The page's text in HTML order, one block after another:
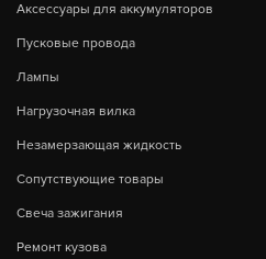
Аксессуары для аккумуляторов
Пусковые провода
Лампы
Нагрузочная вилка
Незамерзающая жидкость
Сопутствующие товары
Свеча зажигания
Ремонт кузова